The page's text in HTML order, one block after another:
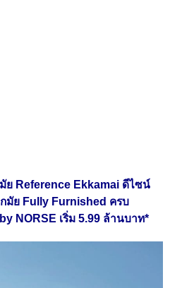
มัย Reference Ekkamai ดีไซน์
มัย Fully Furnished ครบ
NORSE เริ่ม 5.99 ล้านบาท*